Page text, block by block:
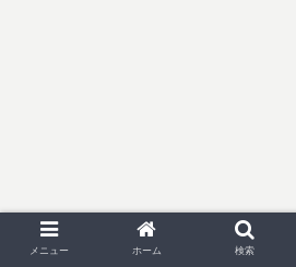
メニュー ホーム 検索